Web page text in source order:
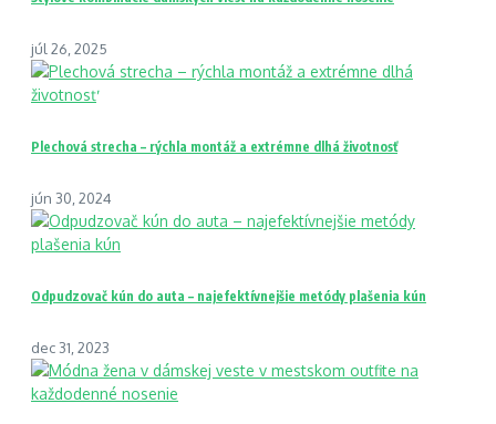
júl 26, 2025
Plechová strecha – rýchla montáž a extrémne dlhá životnosť
jún 30, 2024
Odpudzovač kún do auta – najefektívnejšie metódy plašenia kún
dec 31, 2023